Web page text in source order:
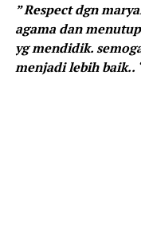
” Respect dgn
agama dan
yg mendidik.
menjadi lebih baik..